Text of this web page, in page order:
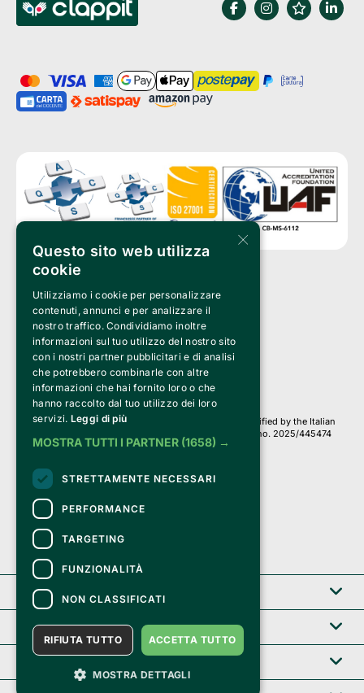
Clappit is a trademark of:
Bemils Srl
a Socio Unico
Via Fosse Ardeatine, 4 -20092 Cinisello Balsamo (MI)
PI 05589050961
Iscr. C.C.I.A.A. Milano R.E.A. 1833471
© 2010-2025 Bemils Srl - All rights reserved
Credits:
Clappit is based on the Belive 6.2 ticketing platform, certified by the Italian
Revenue Agency (Agenzia delle Entrate) under protocol no. 2025/445474
dated November 6, 2025.
they are secure and protected by an SSL certificate
with 128-bit encryption.
Clappit
Help center
×
Questo sito web utilizza
cookie
Utilizziamo i cookie per personalizzare
contenuti, annunci e per analizzare il
nostro traffico. Condividiamo inoltre
informazioni sul tuo utilizzo del nostro sito
con i nostri partner pubblicitari e di analisi
che potrebbero combinarle con altre
informazioni che hai fornito loro o che
hanno raccolto dal tuo utilizzo dei loro
servizi. Leggi di più
MOSTRA TUTTI I PARTNER (1658) →
STRETTAMENTE NECESSARI
PERFORMANCE
TARGETING
FUNZIONALITÀ
NON CLASSIFICATI
ACCETTA TUTTO
RIFIUTA TUTTO
MOSTRA DETTAGLI